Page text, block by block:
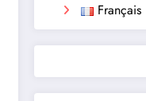
Français